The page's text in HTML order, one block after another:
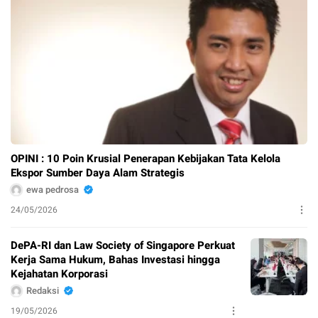
OPINI : 10 Poin Krusial Penerapan Kebijakan Tata Kelola
Ekspor Sumber Daya Alam Strategis
ewa pedrosa
24/05/2026
DePA-RI dan Law Society of Singapore Perkuat
Kerja Sama Hukum, Bahas Investasi hingga
Kejahatan Korporasi
Redaksi
19/05/2026